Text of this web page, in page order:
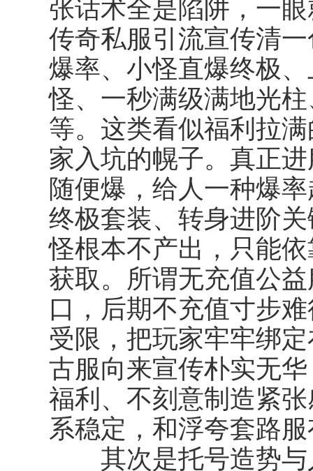
张话术全是陷阱，一
传奇私服引流宣传清
爆率、小怪直爆终极
怪、一秒满级满地光
等。这类看似福利拉
家入坑的幌子。真正
随便爆，给人一种爆
终极套装、转身进阶
怪根本不产出，只能
获取。所谓无充值公
口，后期不充值寸步
受限，把玩家牢牢绑
古服向来宣传朴实无
福利、不刻意制造紧
系稳定，和浮夸套路
其次是托号造势